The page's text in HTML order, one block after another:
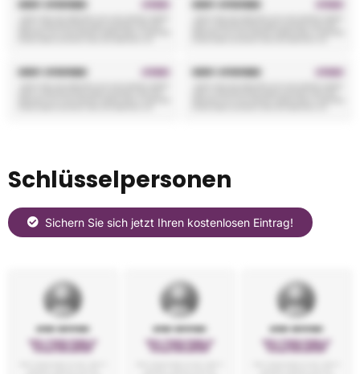
Schlüsselpersonen
Sichern Sie sich jetzt Ihren kostenlosen Eintrag!